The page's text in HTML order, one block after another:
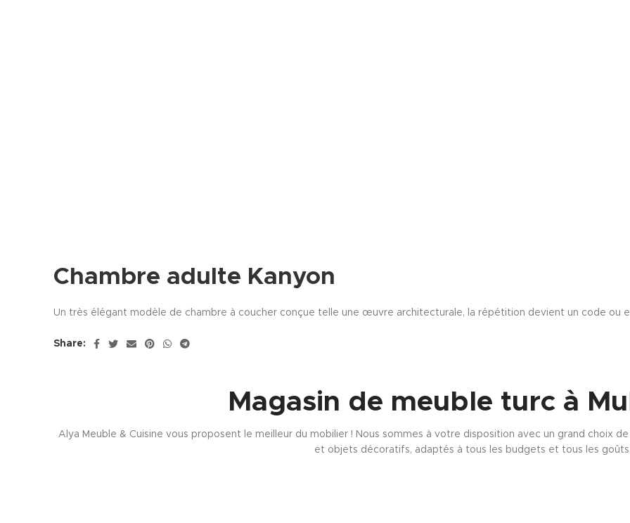
Chambre adulte Kanyon
Un très élégant modèle de chambre à coucher conçue telle une œuvre architecturale, la répétition devient un code ou
Share:
Magasin de meuble turc à
Alya Meuble & Cuisine vous proposent le meilleur du mobilier ! Nous sommes à votre disposition avec un grand choix
et objets décoratifs, adaptés à tous les budgets et tous les goûts.